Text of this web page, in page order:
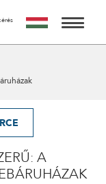
UTÁN?
SZEMÉLYES
A